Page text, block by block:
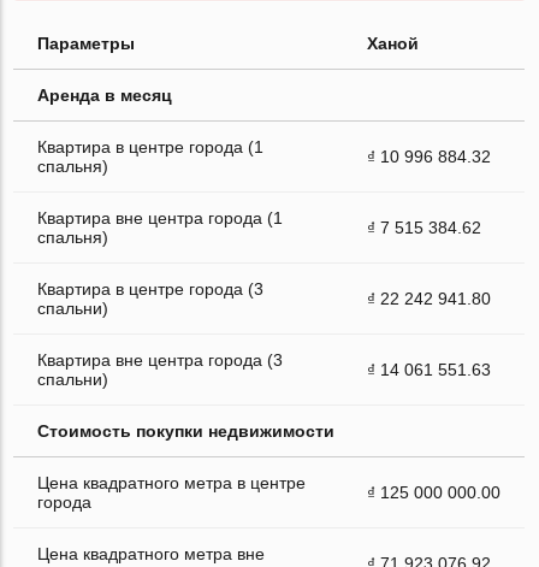
Параметры Ханой
Аренда в месяц
Квартира в центре города (1
спальня)
₫ 10 996 884.32
Квартира вне центра города (1
спальня)
₫ 7 515 384.62
Квартира в центре города (3
спальни)
₫ 22 242 941.80
Квартира вне центра города (3
спальни)
₫ 14 061 551.63
Стоимость покупки недвижимости
Цена квадратного метра в центре
города
₫ 125 000 000.00
Цена квадратного метра вне
₫ 71 923 076.92